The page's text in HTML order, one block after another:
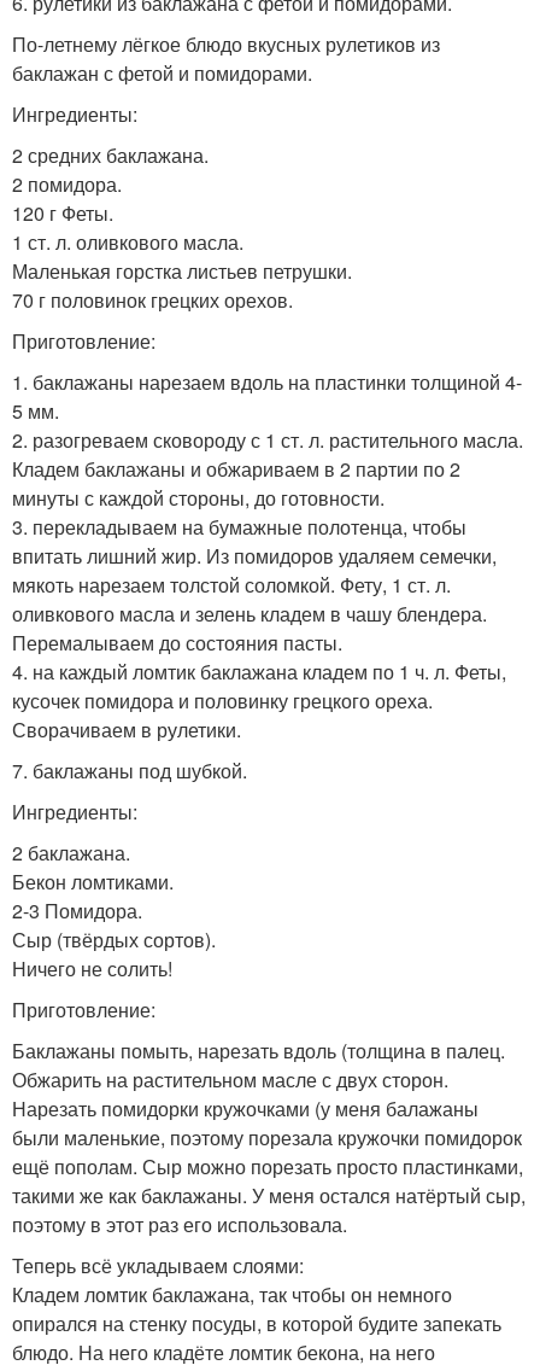
По-летнему лёгкое блюдо вкусных рулетиков из
баклажан с фетой и помидорами.
Ингредиенты:
2 средних баклажана.
2 помидора.
120 г Феты.
1 ст. л. оливкового масла.
Маленькая горстка листьев петрушки.
70 г половинок грецких орехов.
Приготовление:
1. баклажаны нарезаем вдоль на пластинки толщиной 4-
5 мм.
2. разогреваем сковороду с 1 ст. л. растительного масла.
Кладем баклажаны и обжариваем в 2 партии по 2
минуты с каждой стороны, до готовности.
3. перекладываем на бумажные полотенца, чтобы
впитать лишний жир. Из помидоров удаляем семечки,
мякоть нарезаем толстой соломкой. Фету, 1 ст. л.
оливкового масла и зелень кладем в чашу блендера.
Перемалываем до состояния пасты.
4. на каждый ломтик баклажана кладем по 1 ч. л. Феты,
кусочек помидора и половинку грецкого ореха.
Сворачиваем в рулетики.
7. баклажаны под шубкой.
Ингредиенты:
2 баклажана.
Бекон ломтиками.
2-3 Помидора.
Сыр (твёрдых сортов).
Ничего не солить!
Приготовление:
Баклажаны помыть, нарезать вдоль (толщина в палец.
Обжарить на растительном масле с двух сторон.
Нарезать помидорки кружочками (у меня балажаны
были маленькие, поэтому порезала кружочки помидорок
ещё пополам. Сыр можно порезать просто пластинками,
такими же как баклажаны. У меня остался натёртый сыр,
поэтому в этот раз его использовала.
Теперь всё укладываем слоями:
Кладем ломтик баклажана, так чтобы он немного
опирался на стенку посуды, в которой будите запекать
блюдо. На него кладёте ломтик бекона, на него